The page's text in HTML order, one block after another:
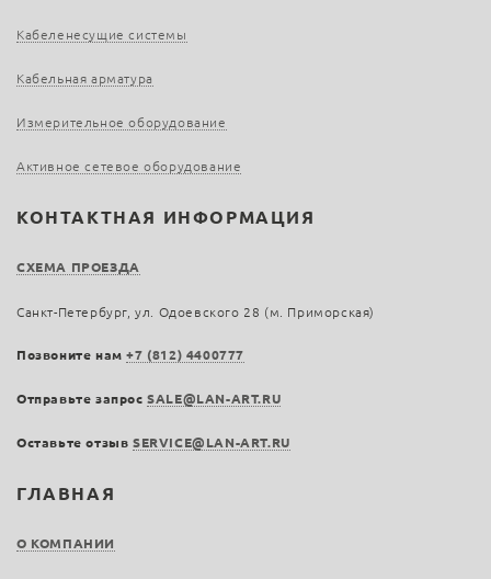
ГЛАВНАЯ
О КОМПАНИИ
Кабеленесущие системы
Кабельная арматура
Измерительное оборудование
Активное сетевое оборудование
КОНТАКТНАЯ ИНФОРМАЦИЯ
СХЕМА ПРОЕЗДА
Санкт-Петербург, ул. Одоевского 28 (м. Приморская)
Позвоните нам+7 (812) 4400777
Отправьте запросSALE@LAN-ART.RU
Оставьте отзыв SERVICE@LAN-ART.RU